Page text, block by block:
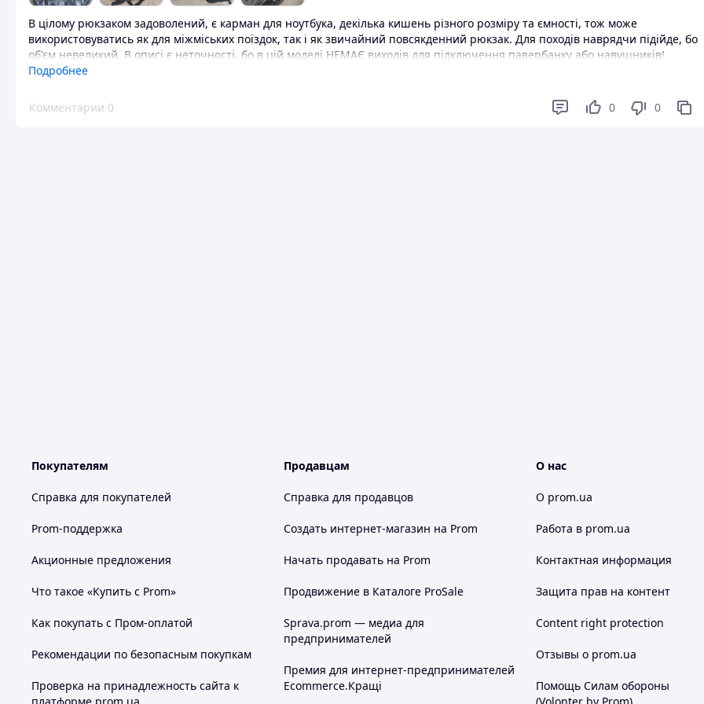
В цілому рюкзаком задоволений, є карман для ноутбука, декілька кишень різного розміру та ємності, тож може
використовуватись як для міжміських поїздок, так і як звичайний повсякденний рюкзак. Для походів наврядчи підійде, бо
об'єм невеликий. В описі є неточності, бо в цій моделі НЕМАЄ виходів для підключення павербанку або навушників!
Преимущества
Подробнее
Комментарии 0 0 0
Покупателям
Справка для покупателей
Prom-поддержка
Акционные предложения
Что такое «Купить с Prom»
Как покупать с Пром-оплатой
Рекомендации по безопасным покупкам
Проверка на принадлежность сайта к
Продавцам
Справка для продавцов
Создать интернет-магазин на Prom
Начать продавать на Prom
Продвижение в Каталоге ProSale
Sprava.prom — медиа для
предпринимателей
Премия для интернет-предпринимателей
Ecommerce.Кращі
О нас
О prom.ua
Работа в prom.ua
Контактная информация
Защита прав на контент
Content right protection
Отзывы о prom.ua
Помощь Силам обороны